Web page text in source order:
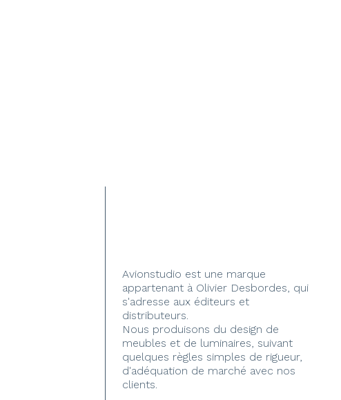
Avionstudio est une marque
appartenant à Olivier Desbordes, qui
s'adresse aux éditeurs et
distributeurs.
Nous produisons du design de
meubles et de luminaires, suivant
quelques règles simples de rigueur,
d'adéquation de marché avec nos
clients.